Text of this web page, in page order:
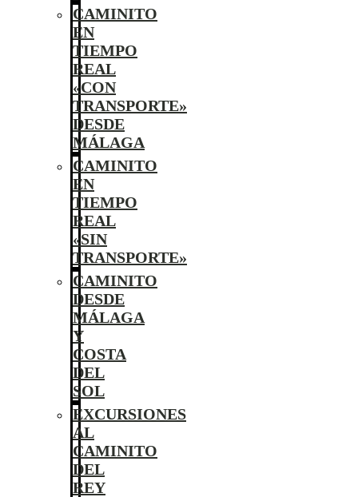
CAMINITO
EN
TIEMPO
REAL
«CON
TRANSPORTE»
DESDE
MÁLAGA
CAMINITO
EN
TIEMPO
REAL
«SIN
TRANSPORTE»
CAMINITO
DESDE
MÁLAGA
Y
COSTA
DEL
SOL
EXCURSIONES
AL
CAMINITO
DEL
REY